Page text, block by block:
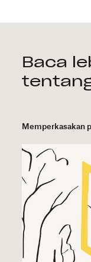
Baca
Memperkasakan